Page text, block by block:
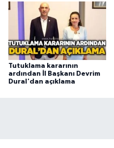
Tutuklama kararının
ardından İl Başkanı Devrim
Dural'dan açıklama